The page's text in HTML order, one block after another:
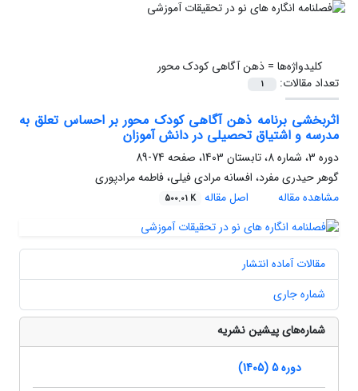
کلیدواژه‌ها =ذهن‏ آگاهی کودک محور
تعداد مقالات:
1
اثربخشی برنامه ذهن‏ آگاهی کودک محور بر احساس تعلق به
مدرسه و اشتیاق تحصیلی در دانش ‏آموزان
دوره 3، شماره 8، تابستان 1403، صفحه
74-89
گوهر حیدری مفرد، افسانه مرادی فیلی، فاطمه مرادپوری
مشاهده مقاله
اصل مقاله 500.01 K
مقالات آماده انتشار
شماره جاری
شماره‌های پیشین نشریه
دوره 5 (1405)